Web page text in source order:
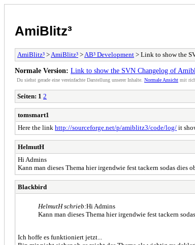
AmiBlitz³
AmiBlitz³ > AmiBlitz³ > AB³ Development > Link to show the
Normale Version: Link to show the SVN Changelog of
Du siehst gerade eine vereinfachte Darstellung unserer Inhalte. Normale Ansicht mit
Seiten: 1 2
tomsmart1
Here the link http://sourceforge.net/p/amiblitz3/code/log/ it
HelmutH
Hi Admins
Kann man dieses Thema hier irgendwie fest tackern sodas dies
Blackbird
HelmutH schrieb:Hi Admins
Kann man dieses Thema hier irgendwie fest tackern
Ich hoffe es funktioniert jetzt...